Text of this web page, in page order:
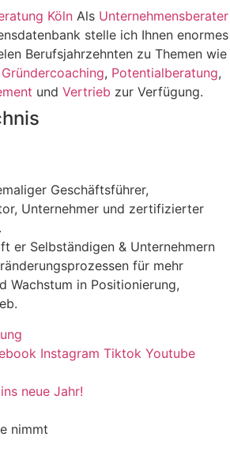
Köln Als Unternehmensberater
stelle ich Ihnen enormes
Berufsjahrzehnten zu Themen wie
Gründercoaching, Potentialberatung,
und Vertrieb zur Verfügung.
Geschäftsführer,
Unternehmer und zertifizierter
er Selbständigen & Unternehmern
für mehr
Wachstum in Positionierung,
Instagram Tiktok Youtube
neue Jahr!
nimmt